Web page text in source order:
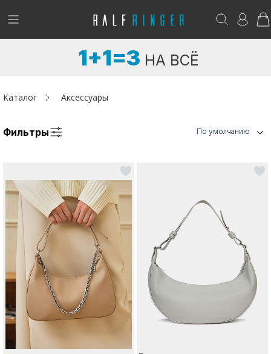
!
Женщинам
Капсула
Аутлет
Акции / Новости
Адреса магазинов
Возникли вопросы? - club@ralf.ru
1+1=3 НА ВСЁ
Каталог Аксессуары
Фильтры По умолчанию